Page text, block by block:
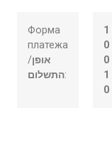
Форма
платежа
/אופן
התשלום:
1
0
0
1
0